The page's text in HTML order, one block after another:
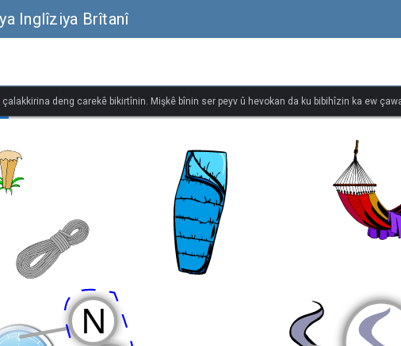
Inglîziya Brîtanî
çalakkirina deng carekê bikirtînin. Mişkê bînin ser peyv û hevokan da ku bibihîzin ka ew